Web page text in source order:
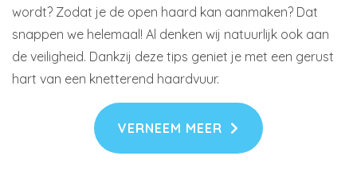
wordt? Zodat je de open haard kan aanmaken? Dat
snappen we helemaal! Al denken wij natuurlijk ook aan
de veiligheid. Dankzij deze tips geniet je met een gerust
hart van een knetterend haardvuur.
VERNEEM MEER